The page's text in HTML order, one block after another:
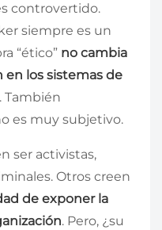
controvertido.
siempre es un
“ético” no cambia
en los sistemas de
. También
es muy subjetivo.
ser activistas,
Otros creen
de exponer la
. Pero, ¿su